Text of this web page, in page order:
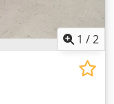
1 /2